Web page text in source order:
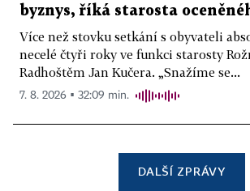
byznys, říká starosta
Více než stovku setkání s obyvateli
necelé čtyři roky ve funkci starosty
Radhoštěm Jan Kučera. „Snažíme se...
7. 8. 2026 ▪ 32:09 min.
DALŠÍ ZPRÁVY